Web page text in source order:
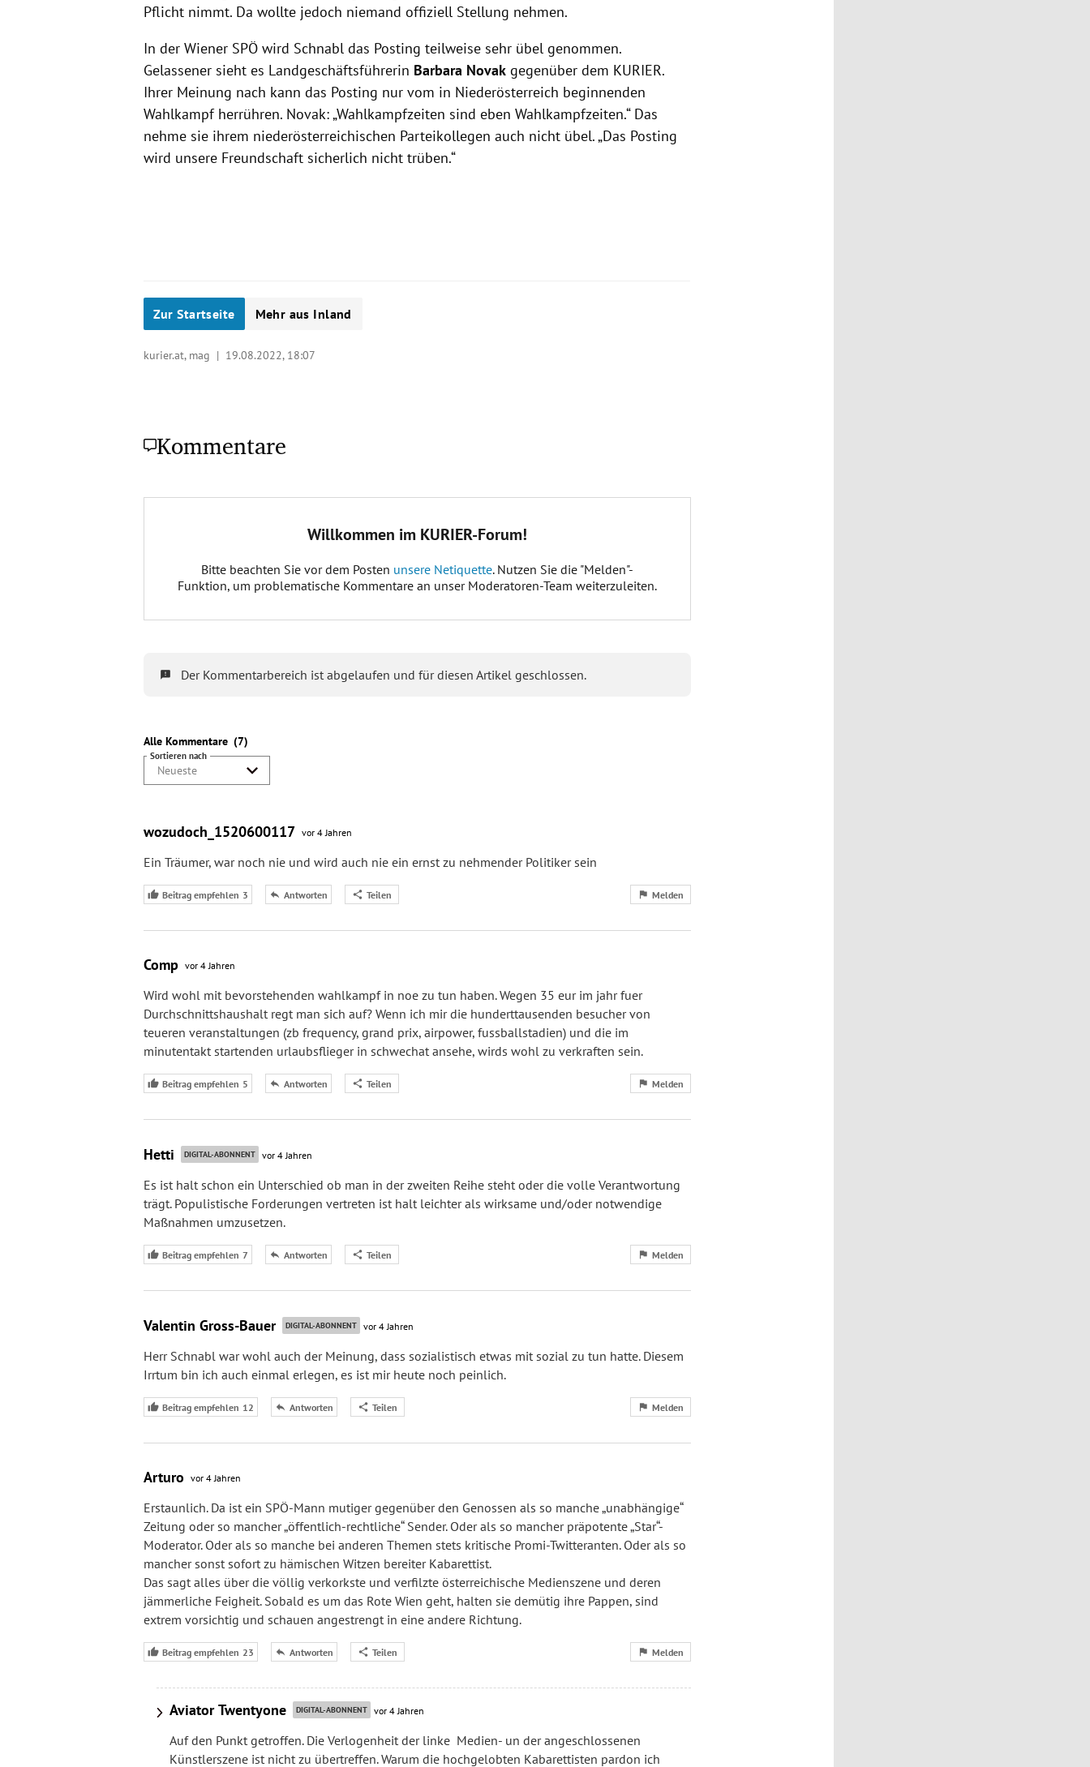
Pflicht nimmt. Da wollte jedoch niemand offiziell Stellung nehmen.
In der Wiener SPÖ wird Schnabl das Posting teilweise sehr übel genommen.
Gelassener sieht es Landgeschäftsführerin Barbara Novakgegenüber dem KURIER.
Ihrer Meinung nach kann das Posting nur vom in Niederösterreich beginnenden
Wahlkampf herrühren. Novak: „Wahlkampfzeiten sind eben Wahlkampfzeiten.“ Das
nehme sie ihrem niederösterreichischen Parteikollegen auch nicht übel. „Das Posting
wird unsere Freundschaft sicherlich nicht trüben.“
Zur Startseite Mehr aus Inland
kurier.at, mag | 19.08.2022, 18:07
Kommentare